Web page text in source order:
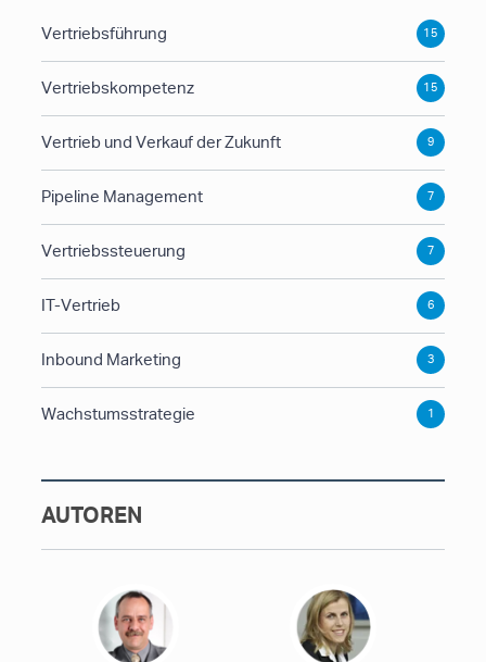
Vertriebsführung 15
Vertriebskompetenz 15
Vertrieb und Verkauf der Zukunft 9
Pipeline Management 7
Vertriebssteuerung 7
IT-Vertrieb 6
Inbound Marketing 3
Wachstumsstrategie 1
AUTOREN